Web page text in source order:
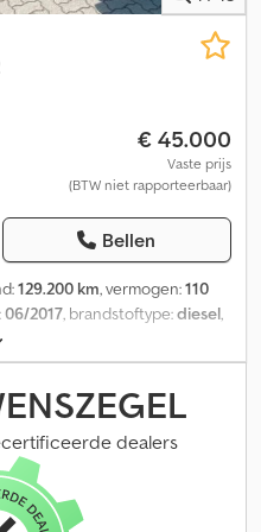
€ 45.000
Vaste prijs
(BTW niet rapporteerbaar)
Bellen
129.200 km, vermogen:110
06/2017, brandstoftype:diesel,
keuring (TÜV):
, emissieklasse:Euro 6,
centrale vergrendeling,
(ESP), navigatiesysteem
6, 3 zitplaatsen, geschikt voor
Voertuig: * 150 pk Fiat
* 3 zitplaatsen * Radio-
systeem * Trekhaak
dealers